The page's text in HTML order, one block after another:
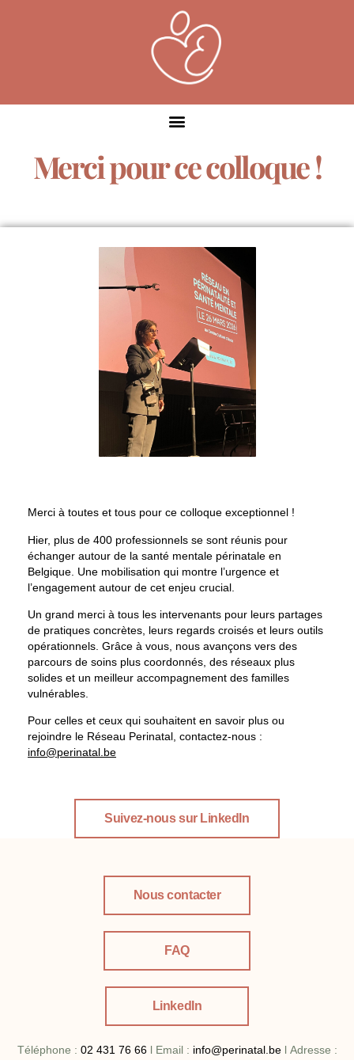
Merci pour ce colloque !
Merci à toutes et tous pour ce colloque exceptionnel !
Hier, plus de 400 professionnels se sont réunis pour
échanger autour de la santé mentale périnatale en
Belgique. Une mobilisation qui montre l’urgence et
l’engagement autour de cet enjeu crucial.
Un grand merci à tous les intervenants pour leurs partages
de pratiques concrètes, leurs regards croisés et leurs outils
opérationnels. Grâce à vous, nous avançons vers des
parcours de soins plus coordonnés, des réseaux plus
solides et un meilleur accompagnement des familles
vulnérables.
Pour celles et ceux qui souhaitent en savoir plus ou
rejoindre le Réseau Perinatal, contactez-nous :
info@perinatal.be
Suivez-nous sur LinkedIn
Nous contacter
FAQ
LinkedIn
Téléphone : 02 431 76 66 l Email : info@perinatal.be l Adresse :